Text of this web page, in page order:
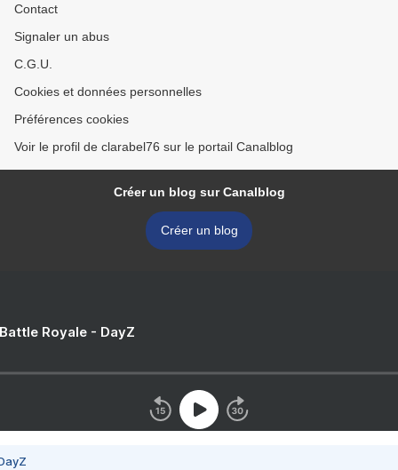
Contact
Signaler un abus
C.G.U.
Cookies et données personnelles
Préférences cookies
Voir le profil de clarabel76 sur le portail Canalblog
Créer un blog sur Canalblog
Créer un blog
Royale - DayZ